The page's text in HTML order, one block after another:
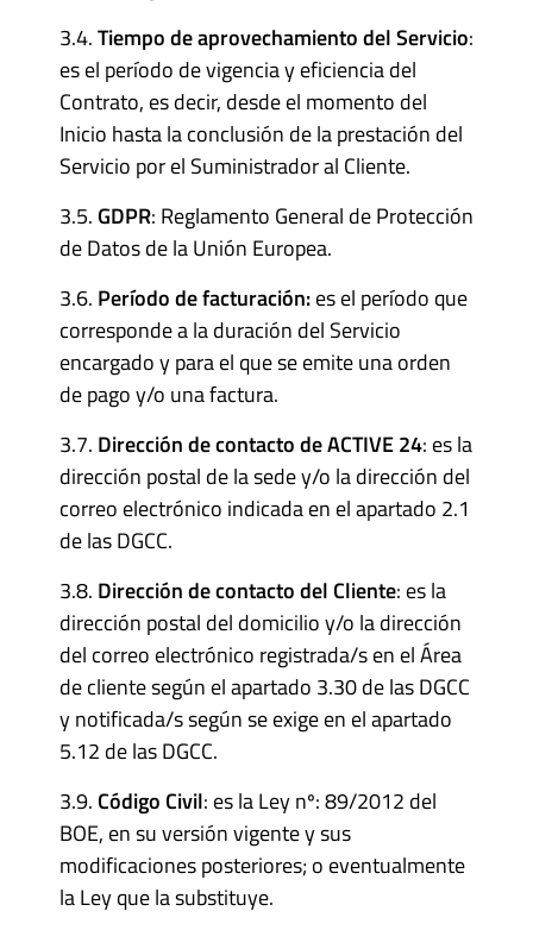
3.4.Tiempo de aprovechamiento del Servicio:
es el período de vigencia y eficiencia del
Contrato, es decir, desde el momento del
Inicio hasta la conclusión de la prestación del
Servicio por el Suministrador al Cliente.
3.5. GDPR: Reglamento General de Protección
de Datos de la Unión Europea.
3.6. Período de facturación:es el período que
corresponde a la duración del Servicio
encargado y para el que se emite una orden
de pago y/o una factura.
3.7. Dirección de contacto de ACTIVE 24: es la
dirección postal de la sede y/o la dirección del
correo electrónico indicada en el apartado 2.1
de las DGCC.
3.8. Dirección de contacto del Cliente: es la
dirección postal del domicilio y/o la dirección
del correo electrónico registrada/s en el Área
de cliente según el apartado 3.30 de las DGCC
y notificada/s según se exige en el apartado
5.12 de las DGCC.
3.9. Código Civil: es la Ley nº: 89/2012 del
BOE, en su versión vigente y sus
modificaciones posteriores; o eventualmente
la Ley que la substituye.